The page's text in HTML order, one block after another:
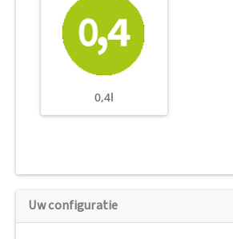
0,4l
Uw configuratie